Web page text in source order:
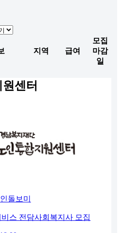
지역 급여
모집
마감
일
센터
돌보미
스 전담사회복지사 모집